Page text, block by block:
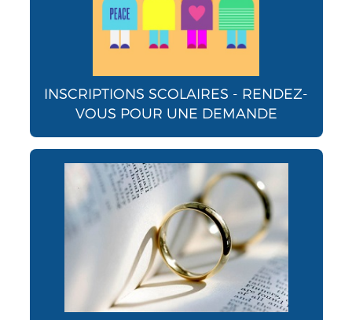
INSCRIPTIONS SCOLAIRES - RENDEZ-
VOUS POUR UNE DEMANDE